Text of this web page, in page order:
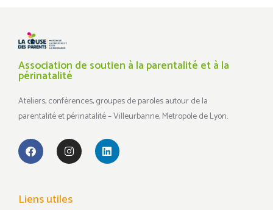
Association de soutien à la parentalité et à la
périnatalité
Ateliers, conférences, groupes de paroles autour de la
parentalité et périnatalité – Villeurbanne, Metropole de Lyon.
Liens utiles